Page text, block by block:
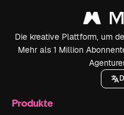
Die kreative Plattform, um
Mehr als 1 Million
Produkte